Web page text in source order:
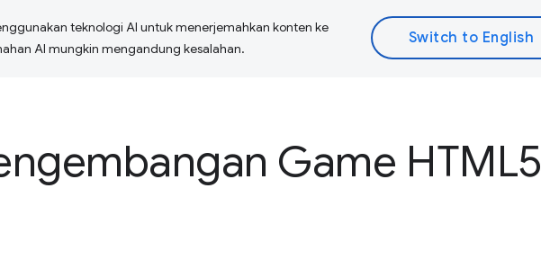
teknologi AI untuk menerjemahkan konten ke
AI mungkin mengandung kesalahan.
Game HTML5